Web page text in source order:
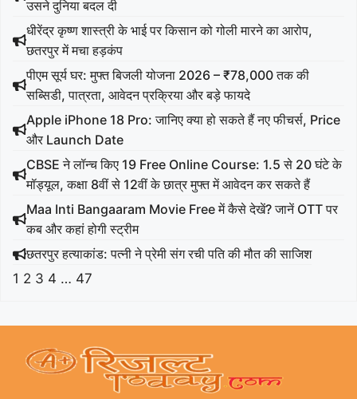
उसने दुनिया बदल दी
धीरेंद्र कृष्ण शास्त्री के भाई पर किसान को गोली मारने का आरोप,
छतरपुर में मचा हड़कंप
पीएम सूर्य घर: मुफ्त बिजली योजना 2026 – ₹78,000 तक की
सब्सिडी, पात्रता, आवेदन प्रक्रिया और बड़े फायदे
Apple iPhone 18 Pro: जानिए क्या हो सकते हैं नए फीचर्स, Price
और Launch Date
CBSE ने लॉन्च किए 19 Free Online Course: 1.5 से 20 घंटे के
मॉड्यूल, कक्षा 8वीं से 12वीं के छात्र मुफ्त में आवेदन कर सकते हैं
Maa Inti Bangaaram Movie Free में कैसे देखें? जानें OTT पर
कब और कहां होगी स्ट्रीम
छतरपुर हत्याकांड: पत्नी ने प्रेमी संग रची पति की मौत की साजिश
1 2 3 4 … 47